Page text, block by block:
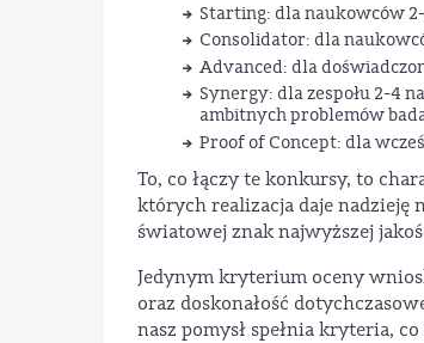
Starting: dla naukowców
Consolidator: dla
Advanced: dla
Synergy: dla zespołu 2-4
ambitnych problemów
Proof of Concept: dla
To, co łączy te konkursy, to
których realizacja daje nadzieję
światowej znak najwyższej
Jedynym kryterium oceny
oraz doskonałość
nasz pomysł spełnia kryteria,